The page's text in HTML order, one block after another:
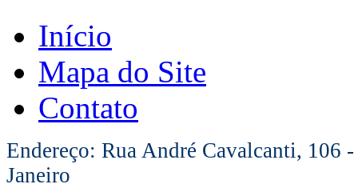
Início
Mapa do Site
Contato
Endereço: Rua André Cavalcanti, 106
Janeiro